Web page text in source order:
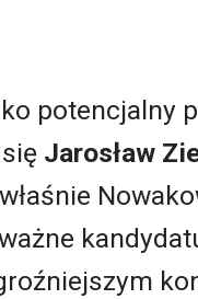
potencjalny
Jarosław